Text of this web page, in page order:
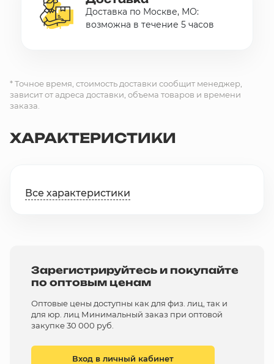
Доставка по Москве, МО:
возможна в течение 5 часов
* Точное время, стоимость доставки сообщит менеджер,
зависит от адреса доставки, объема товаров и времени
заказа.
ХАРАКТЕРИСТИКИ
Все характеристики
Зарегистрируйтесь и покупайте
по оптовым ценам
Оптовые цены доступны как для физ. лиц, так и
для юр. лиц Минимальный заказ при оптовой
закупке 30 000 руб.
Вход в личный кабинет